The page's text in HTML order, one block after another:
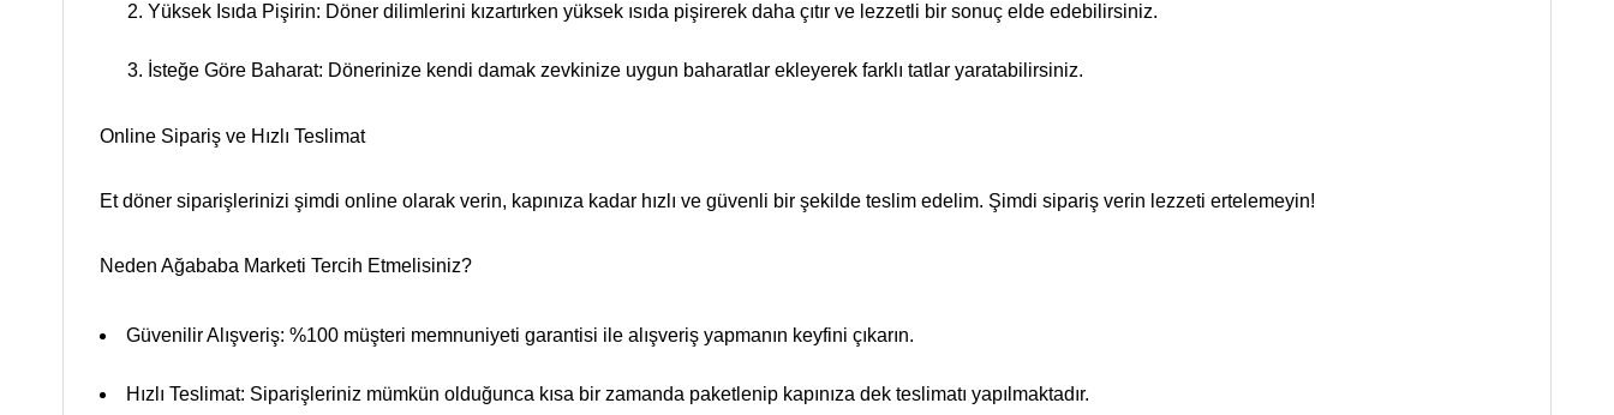
Yüksek Isıda Pişirin: Döner dilimlerini kızartırken yüksek ısıda pişirerek daha çıtır ve lezzetli bir sonuç elde edebilirsiniz.
İsteğe Göre Baharat: Dönerinize kendi damak zevkinize uygun baharatlar ekleyerek farklı tatlar yaratabilirsiniz.
Online Sipariş ve Hızlı Teslimat
Et döner siparişlerinizi şimdi online olarak verin, kapınıza kadar hızlı ve güvenli bir şekilde teslim edelim. Şimdi sipariş verin lezzeti ertelemeyin!
Neden Ağababa Marketi Tercih Etmelisiniz?
Güvenilir Alışveriş: %100 müşteri memnuniyeti garantisi ile alışveriş yapmanın keyfini çıkarın.
Hızlı Teslimat: Siparişleriniz mümkün olduğunca kısa bir zamanda paketlenip kapınıza dek teslimatı yapılmaktadır.